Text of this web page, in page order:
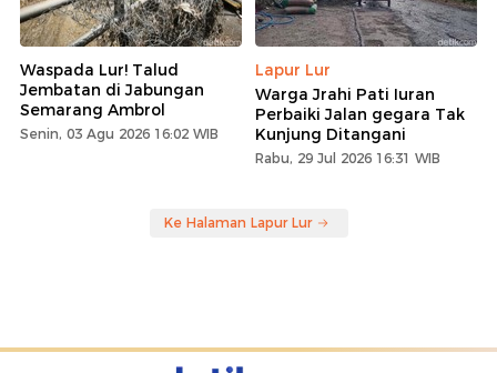
Waspada Lur! Talud
Jembatan di Jabungan
Semarang Ambrol
Senin, 03 Agu 2026 16:02 WIB
Lapur Lur
Warga Jrahi Pati Iuran
Perbaiki Jalan gegara Tak
Kunjung Ditangani
Rabu, 29 Jul 2026 16:31 WIB
Ke Halaman Lapur Lur